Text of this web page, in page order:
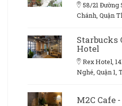
58/21 Đường
Chánh, Quận
Starbucks
Hotel
Rex Hotel,
Nghé, Quận 1,
M2C Cafe